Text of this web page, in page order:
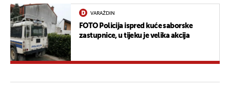
VARAŽDIN
FOTO Policija ispred kuće saborske
zastupnice, u tijeku je velika akcija